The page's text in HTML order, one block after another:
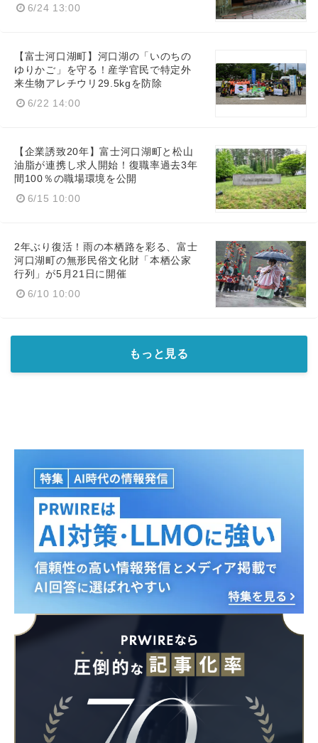
6/24 13:00
【富士河口湖町】河口湖の「いのちの
ゆりかご」を守る！産学官民で特定外
来生物アレチウリ29.5kgを防除
6/22 14:00
【企業誘致20年】富士河口湖町と松山
油脂が連携し求人開始！復職率過去3年
間100％の職場環境を公開
6/15 10:00
2年ぶり復活！雨の本栖路を彩る、富士
河口湖町の無形民俗文化財「本栖公家
行列」が5月21日に開催
6/10 10:00
もっと見る